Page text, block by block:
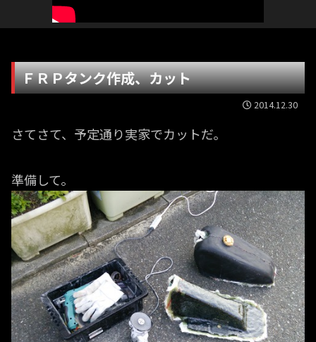
ＦＲＰタンク作成、カット
2014.12.30
さてさて、予定通り実家でカットだ。
準備して。